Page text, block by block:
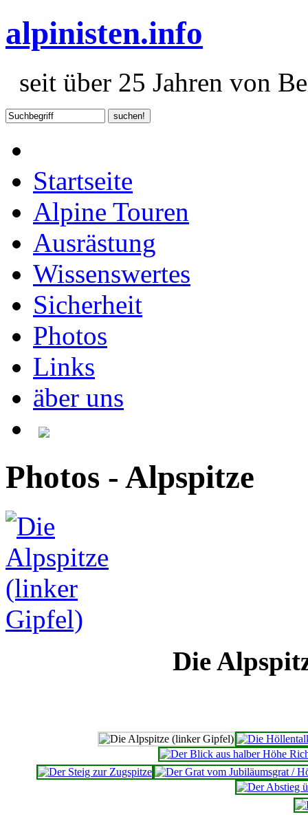
alpinisten.info
seit über 25 Jahren von
Startseite
Alpine Touren
Ausrästung
Wissenswertes
Sicherheit
Photos
Links
äber uns
Photos - Alpspitze
Die